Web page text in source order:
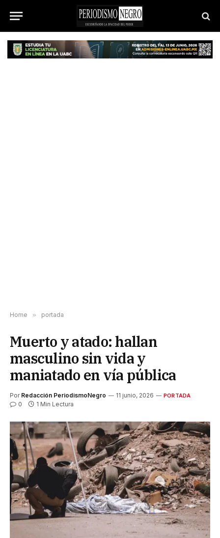
Home » portada
Muerto y atado: hallan
masculino sin vida y
maniatado en vía pública
Por Redacción PeriodismoNegro 11 junio, 2026 PORTADA
0 1 Min Lectura